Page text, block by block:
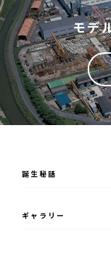
モデ
誕⽣秘話
ギャラリー